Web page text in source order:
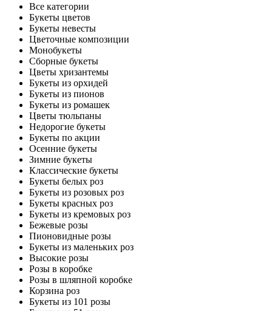
Все категории
Букеты цветов
Букеты невесты
Цветочные композиции
Монобукеты
Сборные букеты
Цветы хризантемы
Букеты из орхидей
Букеты из пионов
Букеты из ромашек
Цветы тюльпаны
Недорогие букеты
Букеты по акции
Осенние букеты
Зимние букеты
Классические букеты
Букеты белых роз
Букеты из розовых роз
Букеты красных роз
Букеты из кремовых роз
Бежевые розы
Пионовидные розы
Букеты из маленьких роз
Высокие розы
Розы в коробке
Розы в шляпной коробке
Корзина роз
Букеты из 101 розы